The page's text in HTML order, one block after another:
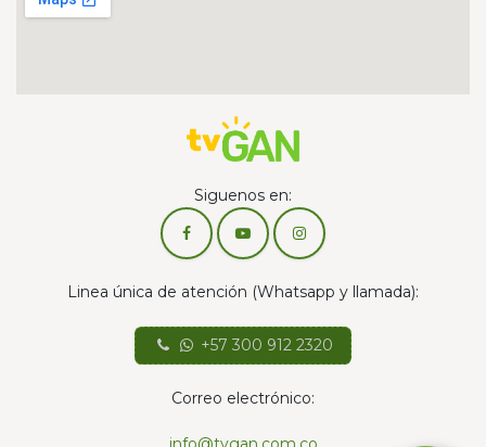
Siguenos en:
Linea única de atención (Whatsapp y llamada):
+57 300 912 2320
Correo electrónico: